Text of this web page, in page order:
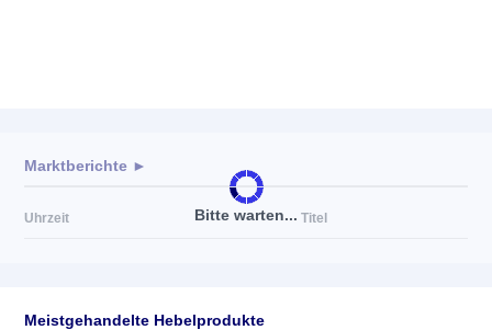
Bitte warten...
Marktberichte ►
Uhrzeit Titel
Meistgehandelte Hebelprodukte